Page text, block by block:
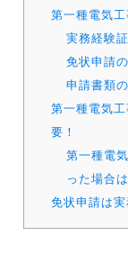
第一種電気
実務経験
免状申請
申請書類
第一種電気
要！
第一種電
った場合
免状申請は